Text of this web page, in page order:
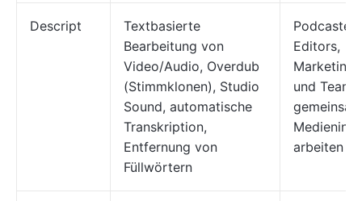
Descript
Textbasierte
Bearbeitung von
Video/Audio, Overdub
(Stimmklonen), Studio
Sound, automatische
Transkription,
Entfernung von
Füllwörtern
Editors,
und
arbeiten